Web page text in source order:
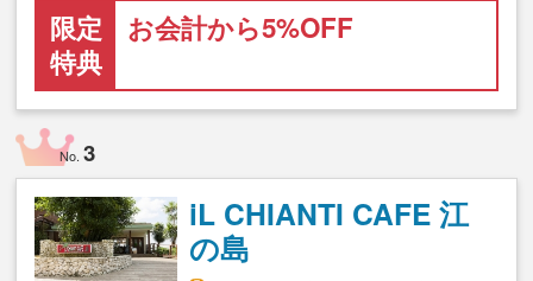
限定
特典
お会計から5%OFF
No.3
iL CHIANTI CAFE 江
の島